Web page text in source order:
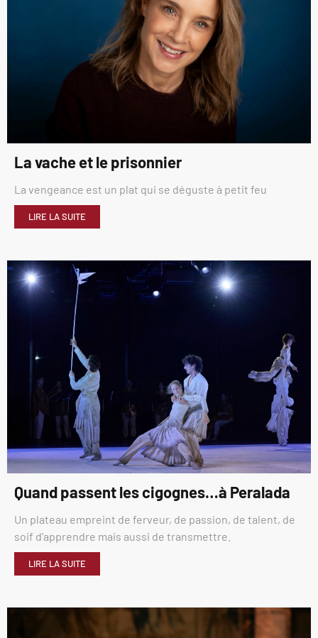
La vache et le prisonnier
La vengeance est un plat qui se déguste à petit feu
LIRE LA SUITE
Quand passent les cigognes…à Peralada
Un plateau empreint de ferveur, de passion, de talent, de
soif d’apprendre mais aussi de transmettre.
LIRE LA SUITE